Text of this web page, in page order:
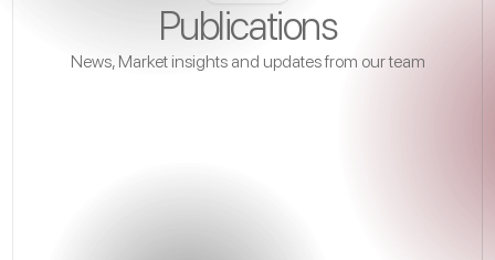
Publications
News, Market insights and updates from our team